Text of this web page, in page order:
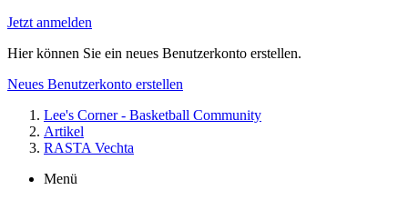
Jetzt anmelden
Hier können Sie ein neues Benutzerkonto erstellen.
Neues Benutzerkonto erstellen
Lee's Corner - Basketball Community
Artikel
RASTA Vechta
Menü